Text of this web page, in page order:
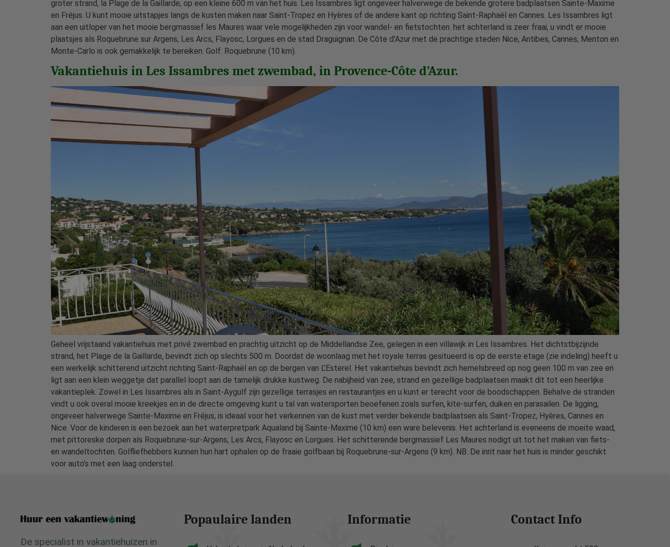
groter strand, la Plage de la Gaillarde, op een kleine 600 m van het huis. Les Issambres ligt ongeveer halverwege de bekende grotere badplaatsen Sainte-Maxime
en Fréjus. U kunt mooie uitstapjes langs de kusten maken naar Saint-Tropez en Hyères of de andere kant op richting Saint-Raphaël en Cannes. Les Issambres ligt
aan een uitloper van het mooie bergmassief les Maures waar vele mogelijkheden zijn voor wandel- en fietstochten. het achterland is zeer fraai, u vindt er mooie
plaatsjes als Roquebrune sur Argens, Les Arcs, Flayosc, Lorgues en de stad Draguignan. De Côte d’Azur met de prachtige steden Nice, Antibes, Cannes, Menton en
Monte-Carlo is ook gemakkelijk te bereiken. Golf: Roquebrune (10 km).
Vakantiehuis in Les Issambres met zwembad, in Provence-Côte d’Azur.
Geheel vrijstaand vakantiehuis met privé zwembad en prachtig uitzicht op de Middellandse Zee, gelegen in een villawijk in Les Issambres. Het dichtstbijzijnde
strand, het Plage de la Gaillarde, bevindt zich op slechts 500 m. Doordat de woonlaag met het royale terras gesitueerd is op de eerste etage (zie indeling) heeft u
een werkelijk schitterend uitzicht richting Saint-Raphaël en op de bergen van L’Esterel. Het vakantiehuis bevindt zich hemelsbreed op nog geen 100 m van zee en
ligt aan een klein weggetje dat parallel loopt aan de tamelijk drukke kustweg. De nabijheid van zee, strand en gezellige badplaatsen maakt dit tot een heerlijke
vakantieplek. Zowel in Les Issambres als in Saint-Aygulf zijn gezellige terrasjes en restaurantjes en u kunt er terecht voor de boodschappen. Behalve de stranden
vindt u ook overal mooie kreekjes en in de directe omgeving kunt u tal van watersporten beoefenen zoals surfen, kite-surfen, duiken en parasailen. De ligging,
ongeveer halverwege Sainte-Maxime en Fréjus, is ideaal voor het verkennen van de kust met verder bekende badplaatsen als Saint-Tropez, Hyères, Cannes en
Nice. Voor de kinderen is een bezoek aan het waterpretpark Aqualand bij Sainte-Maxime (10 km) een ware belevenis. Het achterland is eveneens de moeite waad,
met pittoreske dorpen als Roquebrune-sur-Argens, Les Arcs, Flayosc en Lorgues. Het schitterende bergmassief Les Maures nodigt uit tot het maken van fiets-
en wandeltochten. Golfliefhebbers kunnen hun hart ophalen op de fraaie golfbaan bij Roquebrune-sur-Argens (9 km). NB. De inrit naar het huis is minder geschikt
voor auto’s met een laag onderstel.
De specialist in vakantiehuizen in
Popaulaire landen Informatie Contact Info